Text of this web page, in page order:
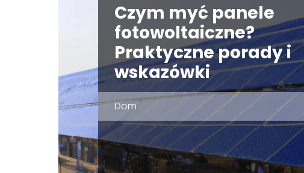
Czym myć panele
fotowoltaiczne?
Praktyczne porady i
wskazówki
Dom